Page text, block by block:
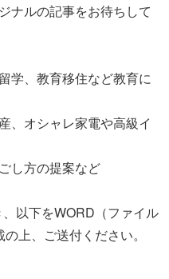
ナルの記事をお待ちして
学、教育移住など教育に
、オシャレ家電や高級イ
し方の提案など
以下をWORD（ファイル
上、ご送付ください。